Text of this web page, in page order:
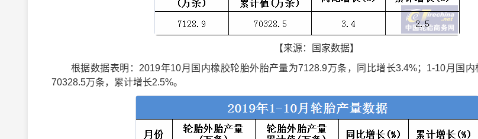
【来源：国家数据】
根据数据表明：2019年10月国内橡胶轮胎外胎产量为7128.9万条，同比增长3.4%；1-10月国内
70328.5万条，累计增长2.5%。